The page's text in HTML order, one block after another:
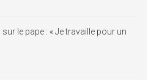
le pape : « Je travaille pour un